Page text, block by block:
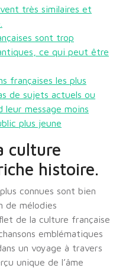
très similaires et
sont trop
ce qui peut être
françaises les plus
de sujets actuels ou
message moins
plus jeune
culture
histoire.
connues sont bien
de mélodies
de la culture française
emblématiques
un voyage à travers
unique de l’âme